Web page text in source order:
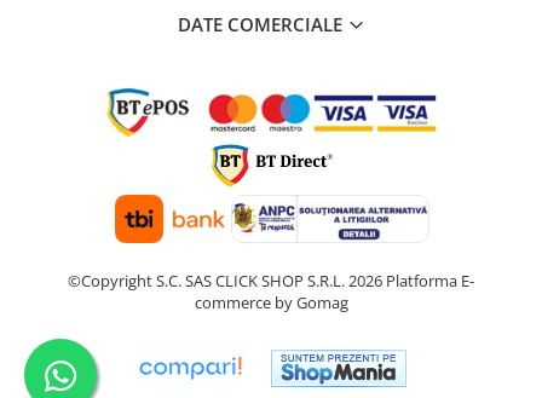
DATE COMERCIALE
©Copyright S.C. SAS CLICK SHOP S.R.L. 2026 Platforma E-
commerce by Gomag